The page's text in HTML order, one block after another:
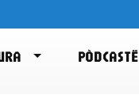
PÒDCASTË